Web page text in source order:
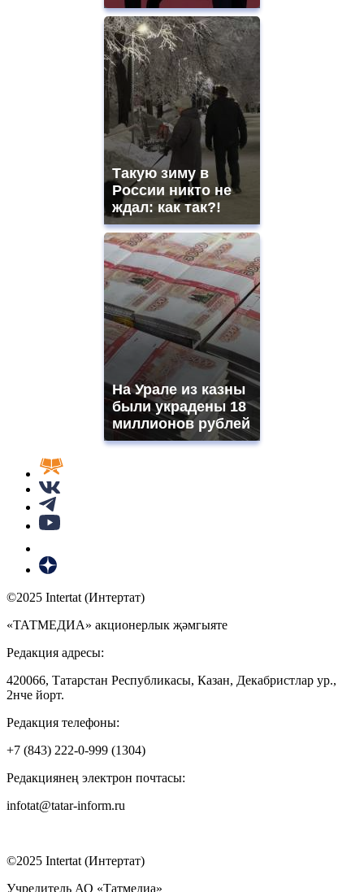
Такую зиму в
России никто не
ждал: как так?!
На Урале из казны
были украдены 18
миллионов рублей
©2025 Intertat (Интертат)
«ТАТМЕДИА» акционерлык җәмгыяте
Редакция адресы:
420066, Татарстан Республикасы, Казан, Декабристлар ур.,
2нче йорт.
Редакция телефоны:
+7 (843) 222-0-999 (1304)
Редакциянең электрон почтасы:
infotat@tatar-inform.ru
©2025 Intertat (Интертат)
Учредитель АО «Татмедиа»